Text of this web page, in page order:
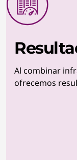
Al combinar
ofrecemos